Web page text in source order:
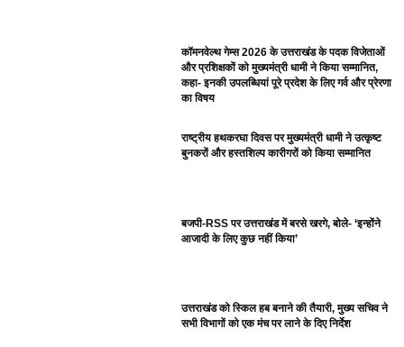
कॉमनवेल्थ गेम्स 2026 के उत्तराखंड के पदक विजेताओं
और प्रशिक्षकों को मुख्यमंत्री धामी ने किया सम्मानित,
कहा- इनकी उपलब्धियां पूरे प्रदेश के लिए गर्व और प्रेरणा
का विषय
राष्ट्रीय हथकरघा दिवस पर मुख्यमंत्री धामी ने उत्कृष्ट
बुनकरों और हस्तशिल्प कारीगरों को किया सम्मानित
बजपी-RSS पर उत्तराखंड में बरसे खरगे, बोले- ‘इन्होंने
आजादी के लिए कुछ नहीं किया’
उत्तराखंड को स्किल हब बनाने की तैयारी, मुख्य सचिव ने
सभी विभागों को एक मंच पर लाने के दिए निर्देश